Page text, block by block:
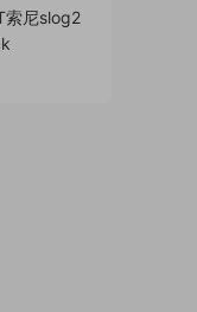
索尼slog2